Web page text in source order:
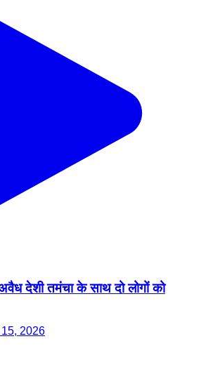
देशी तमंचा के साथ दो लोगों को
2026